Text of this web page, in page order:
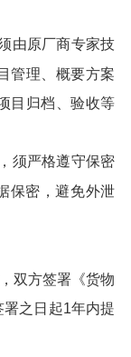
由原厂商专家技
管理、概要方案
目归档、验收等
须严格遵守保密
保密，避免外泄
双方签署《货物
之日起1年内提